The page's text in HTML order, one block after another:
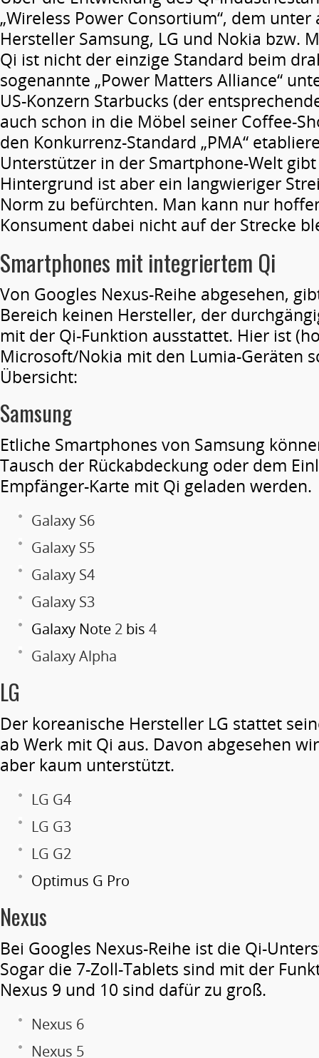
„Wireless Power Consortium“, dem
Hersteller Samsung, LG und Nokia bzw.
Qi ist nicht der einzige Standard beim
sogenannte „Power Matters Alliance“
US-Konzern Starbucks (der
auch schon in die Möbel seiner Coffee-
den Konkurrenz-Standard „PMA“
Unterstützer in der Smartphone-Welt
Hintergrund ist aber ein langwieriger
Norm zu befürchten. Man kann nur
Konsument dabei nicht auf der Strecke
Smartphones mit integriertem Qi
Von Googles Nexus-Reihe abgesehen,
Bereich keinen Hersteller, der
mit der Qi-Funktion ausstattet. Hier ist
Microsoft/Nokia mit den Lumia-Geräten
Übersicht:
Samsung
Etliche Smartphones von Samsung
Tausch der Rückabdeckung oder dem
Empfänger-Karte mit Qi geladen werden.
Galaxy S6
Galaxy S5
Galaxy S4
Galaxy S3
Galaxy Note 2 bis 4
Galaxy Alpha
LG
Der koreanische Hersteller LG stattet
ab Werk mit Qi aus. Davon abgesehen
aber kaum unterstützt.
LG G4
LG G3
LG G2
Optimus G Pro
Nexus
Bei Googles Nexus-Reihe ist die Qi-
Sogar die 7-Zoll-Tablets sind mit der
Nexus 9 und 10 sind dafür zu groß.
Nexus 6
Nexus 5